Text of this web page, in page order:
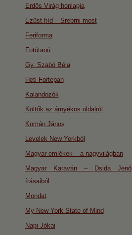
Erdős Virág honlapja
Ezüst híd – Srebrni most
Feriforma
Fotótanú
Gy. Szabó Béla
Heti Fortepan
Kalandozók
Költők az árnyékos oldalról
Komán János
Levelek New Yorkból
Magyar emlékek – a nagyvilágban
Magyar Karaván – Dsida Jenő
írásaiból
Mondat
My New York State of Mind
Napi Jókai